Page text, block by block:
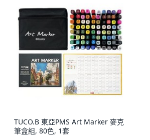
TUCO.B 東亞PMS Art Marker 麥克
筆盒組, 80色, 1套